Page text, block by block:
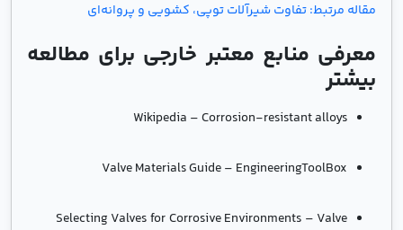
مقاله مرتبط: تفاوت شیرآلات توپی، کشویی و پروانه‌ای
معرفی منابع معتبر خارجی برای مطالعه
بیشتر
Wikipedia – Corrosion-resistant alloys
Valve Materials Guide – EngineeringToolBox
Selecting Valves for Corrosive Environments – Valve